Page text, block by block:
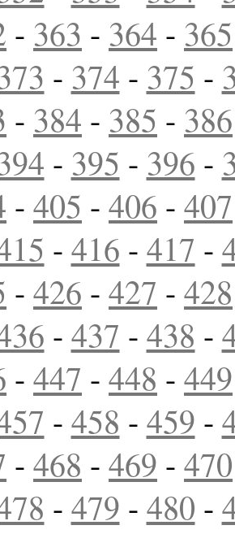
- 363 - 364 - 365
- 374 - 375 -
- 384 - 385 - 386
- 395 - 396 -
- 405 - 406 - 407
- 416 - 417 -
- 426 - 427 - 428
- 437 - 438 -
- 447 - 448 - 449
- 458 - 459 -
- 468 - 469 - 470
- 479 - 480 -